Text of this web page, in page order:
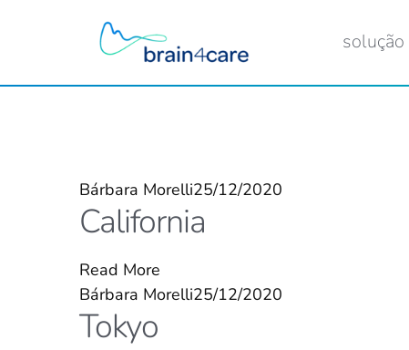
solução
Bárbara Morelli25/12/2020
California
Read More
Bárbara Morelli25/12/2020
Tokyo